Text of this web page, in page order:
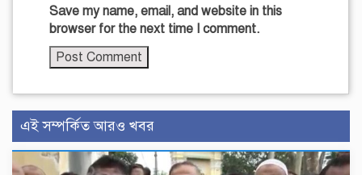
Save my name, email, and website in this
browser for the next time I comment.
এই সম্পর্কিত আরও খবর